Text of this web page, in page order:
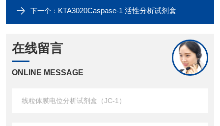
下一个： KTA3020Caspase-1 活性分析试剂盒
在线留言
ONLINE MESSAGE